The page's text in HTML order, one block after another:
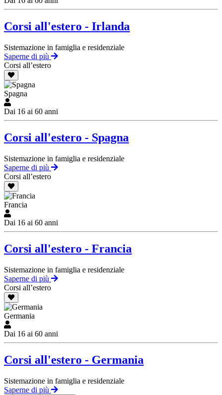
Corsi all'estero - Irlanda
Sistemazione in famiglia e residenziale
Saperne di più
Corsi all’estero
Spagna
Dai 16 ai 60 anni
Corsi all'estero - Spagna
Sistemazione in famiglia e residenziale
Saperne di più
Corsi all’estero
Francia
Dai 16 ai 60 anni
Corsi all'estero - Francia
Sistemazione in famiglia e residenziale
Saperne di più
Corsi all’estero
Germania
Dai 16 ai 60 anni
Corsi all'estero - Germania
Sistemazione in famiglia e residenziale
Saperne di più